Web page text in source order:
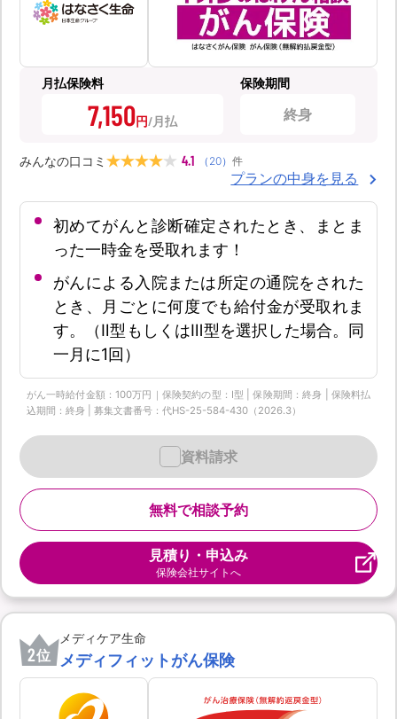
月払保険料
7,150円
保険期間
終身
みんなの口コミ 4.1 （ 20） 件
プランの中身を見る
初めてがんと診断確定されたとき、まとま
った一時金を受取れます！
がんによる入院または所定の通院をされた
とき、月ごとに何度でも給付金が受取れま
す。（Ⅱ型もしくはⅢ型を選択した場合。同
一月に1回）
がん一時給付金額：100万円｜保険契約の型：Ⅰ型 | 保険期間：終身 | 保険料払
込期間：終身 | 募集文書番号：代HS-25-584-430（2026.3）
無料で相談予約
資料請求
見積り・申込み
保険会社サイトへ
2位
メディケア生命
メディフィットがん保険